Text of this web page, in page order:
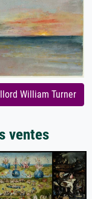
William Turner
ventes